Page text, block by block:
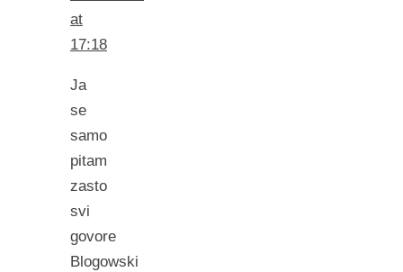
at
17:18
Ja
se
samo
pitam
zasto
svi
govore
Blogowski